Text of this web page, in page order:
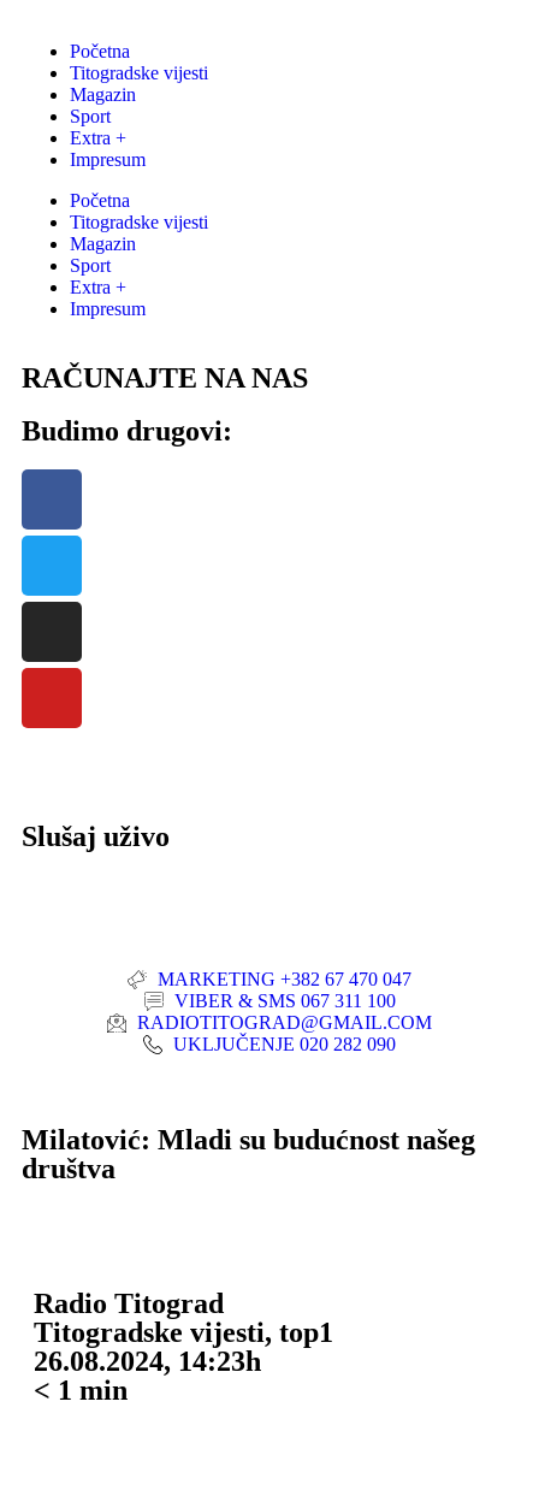
Početna
Titogradske vijesti
Magazin
Sport
Extra +
Impresum
Početna
Titogradske vijesti
Magazin
Sport
Extra +
Impresum
RAČUNAJTE NA NAS
Budimo drugovi:
Slušaj uživo
MARKETING +382 67 470 047
VIBER & SMS 067 311 100
RADIOTITOGRAD@GMAIL.COM
UKLJUČENJE 020 282 090
Milatović: Mladi su budućnost našeg
društva
Radio Titograd
Titogradske vijesti, top1
26.08.2024, 14:23h
< 1 min